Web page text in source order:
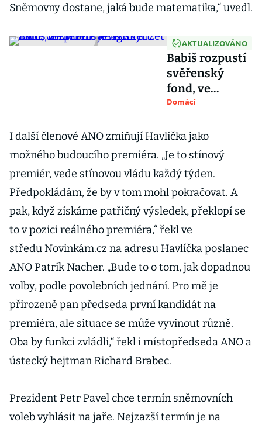
Sněmovny dostane, jaká bude matematika,“ uvedl.
AKTUALIZOVÁNO
Babiš rozpustí
svěřenský
fond, ve
kterém je
že mu nic
nebrání držet
akcie
Domácí
I další členové ANO zmiňují Havlíčka jako
možného budoucího premiéra. „Je to stínový
premiér, vede stínovou vládu každý týden.
Předpokládám, že by v tom mohl pokračovat. A
pak, když získáme patřičný výsledek, překlopí se
to v pozici reálného premiéra,“ řekl ve
středu Novinkám.cz na adresu Havlíčka poslanec
ANO Patrik Nacher. „Bude to o tom, jak dopadnou
volby, podle povolebních jednání. Pro mě je
přirozeně pan předseda první kandidát na
premiéra, ale situace se může vyvinout různě.
Oba by funkci zvládli,“ řekl i místopředseda ANO a
ústecký hejtman Richard Brabec.
Prezident Petr Pavel chce termín sněmovních
voleb vyhlásit na jaře. Nejzazší termín je na